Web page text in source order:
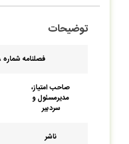
توضیحات
فصلنامه شماره ۸ (نسخه الکترونیک)
صاحب امتیاز،
مدیرمسئول و
سردبیر
ناشر